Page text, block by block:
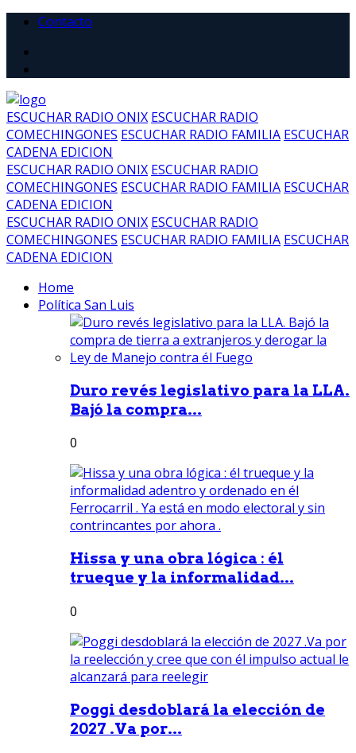
Contacto
ESCUCHAR RADIO ONIX ESCUCHAR RADIO
COMECHINGONES ESCUCHAR RADIO FAMILIA ESCUCHAR
CADENA EDICION
ESCUCHAR RADIO ONIX ESCUCHAR RADIO
COMECHINGONES ESCUCHAR RADIO FAMILIA ESCUCHAR
CADENA EDICION
ESCUCHAR RADIO ONIX ESCUCHAR RADIO
COMECHINGONES ESCUCHAR RADIO FAMILIA ESCUCHAR
CADENA EDICION
Home
Política San Luis
Duro revés legislativo para la LLA.
Bajó la compra...
0
Hissa y una obra lógica : él
trueque y la informalidad...
0
Poggi desdoblará la elección de
2027 .Va por...